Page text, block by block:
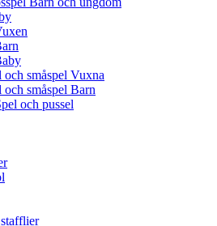
och småspel Vuxna
och småspel Barn
och pussel